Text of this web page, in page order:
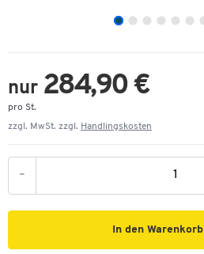
nur 284,90 €
pro St.
zzgl. MwSt. zzgl. Handlingskosten
-
In den Warenkorb